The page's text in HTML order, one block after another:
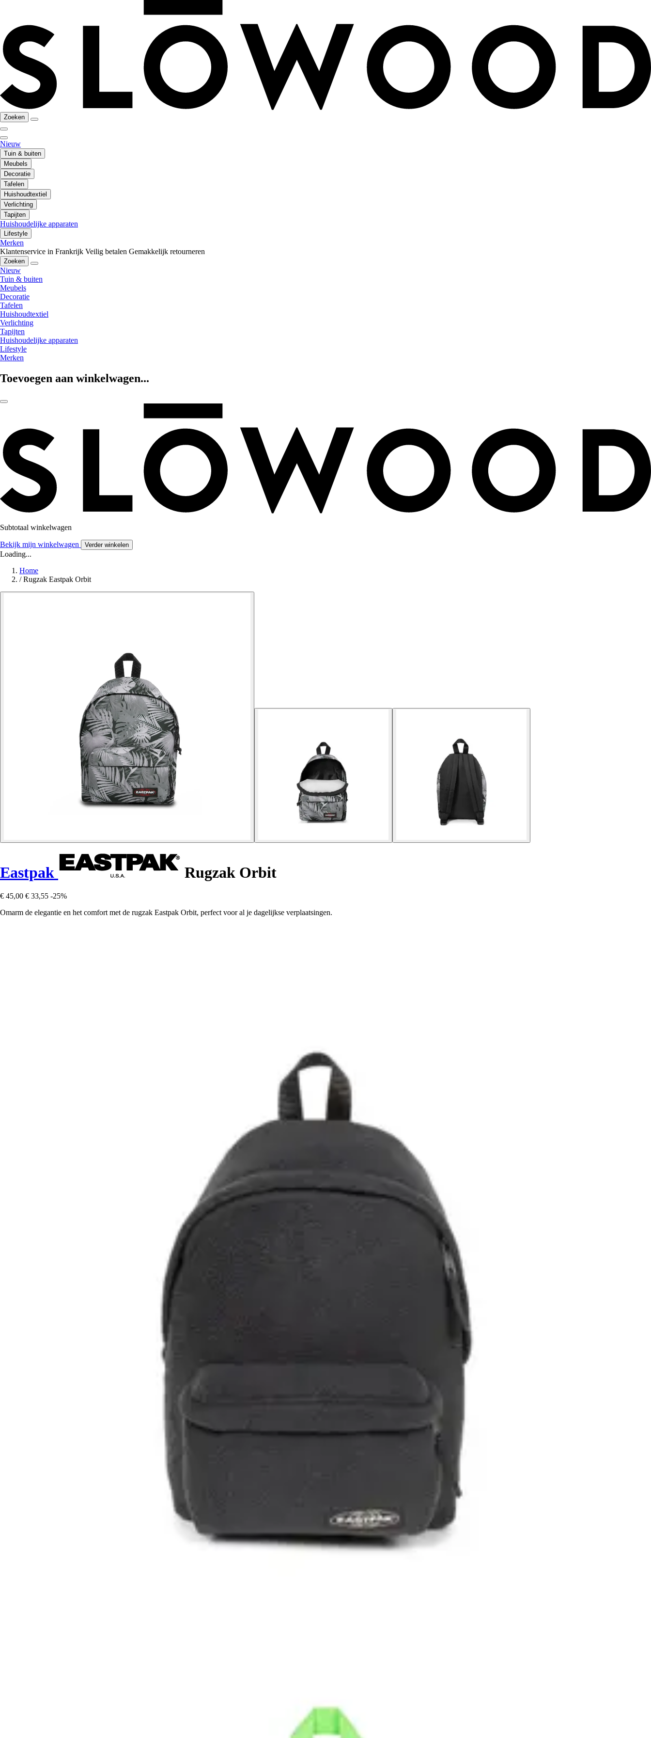
Zoeken
Nieuw
Tuin & buiten
Meubels
Decoratie
Tafelen
Huishoudtextiel
Verlichting
Tapijten
Huishoudelijke apparaten
Lifestyle
Merken
Klantenservice in Frankrijk Veilig betalen Gemakkelijk retourneren
Zoeken
Nieuw
Tuin & buiten
Meubels
Decoratie
Tafelen
Huishoudtextiel
Verlichting
Tapijten
Huishoudelijke apparaten
Lifestyle
Merken
Toevoegen aan winkelwagen...
Subtotaal winkelwagen
Bekijk mijn winkelwagen Verder winkelen
Loading...
Home
/ Rugzak Eastpak Orbit
Eastpak Rugzak Orbit
€ 45,00 € 33,55 -25%
Omarm de elegantie en het comfort met de rugzak Eastpak Orbit, perfect voor al je dagelijkse verplaatsingen.